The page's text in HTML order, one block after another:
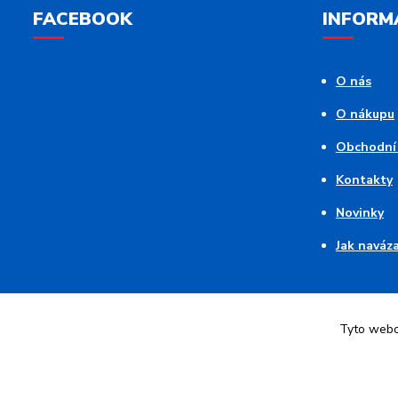
FACEBOOK
O nás
O nákupu
Kontakty
Novinky
Jak
Tyto